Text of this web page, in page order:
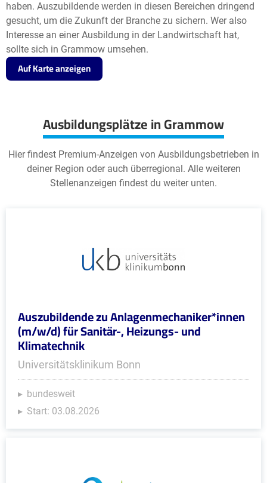
haben. Auszubildende werden in diesen Bereichen dringend
gesucht, um die Zukunft der Branche zu sichern. Wer also
Interesse an einer Ausbildung in der Landwirtschaft hat,
sollte sich in Grammow umsehen.
Auf Karte anzeigen
Ausbildungsplätze in Grammow
Hier findest Premium-Anzeigen von Ausbildungsbetrieben in
deiner Region oder auch überregional. Alle weiteren
Stellenanzeigen findest du weiter unten.
Auszubildende zu Anlagenmechaniker*innen
(m/w/d) für Sanitär-, Heizungs- und
Klimatechnik
Universitätsklinikum Bonn
bundesweit
Start: 03.08.2026